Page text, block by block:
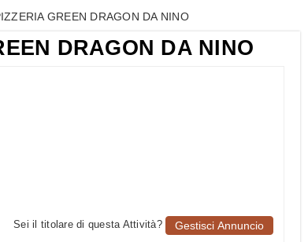
GREEN DRAGON DA NINO
DRAGON DA NINO
Sei il titolare di questa Attività? Gestisci Annuncio